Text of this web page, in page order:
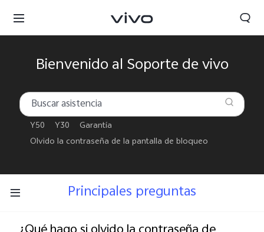
Bienvenido al Soporte de vivo
Y50 Y30
Garantía
Olvido la contraseña de la pantalla de bloqueo
Principales preguntas